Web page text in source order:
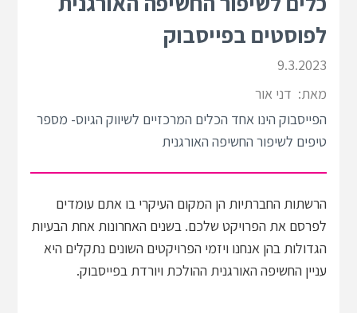
לפוסטים בפייסבוק
9.3.2023
מאת: דני אור
הפייסבוק הינו אחד הכלים המרכזיים לשיווק הגיוס- מספר
טיפים לשיפור החשיפה האורגנית
הרשתות החברתיות הן המקום העיקרי בו אתם עומדים
לפרסם את הפרויקט שלכם. בשנים האחרונות אחת הבעיות
הגדולות בהן אנחנו ויזמי הפרויקטים השונים נתקלים היא
עניין החשיפה האורגנית ההולכת ויורדת בפייסבוק.